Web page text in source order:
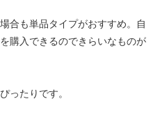
合も単品タイプがおすすめ。自
購入できるのできらいなものが
ったりです。